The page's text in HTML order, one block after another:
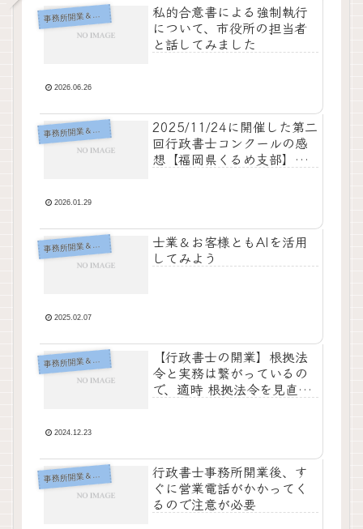
事
務所開業＆運営
私的合意書による強制執行
について、市役所の担当者
と話してみました
2026.06.26
事
務所開業＆運営
2025/11/24に開催した第二
回行政書士コンクールの感
想【福岡県くるめ支部】
2026.01.29
事
務所開業＆運営
士業＆お客様ともAIを活用
してみよう
2025.02.07
事
務所開業＆運営
【行政書士の開業】根拠法
令と実務は繋がっているの
で、適時 根拠法令を見直す
2024.12.23
事
務所開業＆運営
行政書士事務所開業後、す
ぐに営業電話がかかってく
るので注意が必要